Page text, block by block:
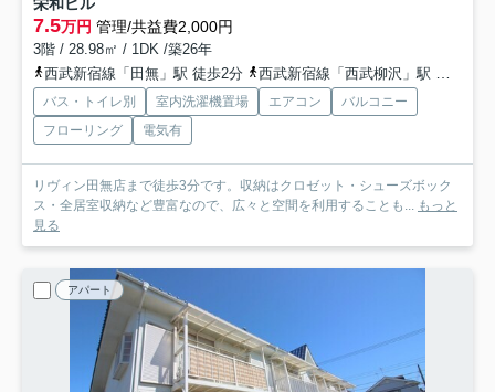
7.5万円 管理/共益費2,000円
3階 / 28.98㎡ / 1DK /築26年
西武新宿線「田無」駅 徒歩2分
西武新宿線「西武柳沢」駅 徒歩17分
バス・トイレ別 室内洗濯機置場 エアコン
バルコニー
フローリング
電気有
リヴィン田無店まで徒歩3分です。収納はクロゼット・シューズボック
ス・全居室収納など豊富なので、広々と空間を利用することも...
もっと
見る
アパート